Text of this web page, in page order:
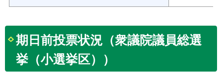
期日前投票状況（衆議院議員総選
挙（小選挙区））